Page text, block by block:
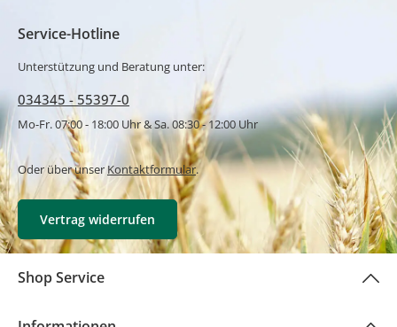
Service-Hotline
Unterstützung und Beratung unter:
034345 - 55397-0
Mo-Fr. 07:00 - 18:00 Uhr & Sa. 08:30 - 12:00 Uhr
Oder über unserKontaktformular.
Vertrag widerrufen
Shop Service